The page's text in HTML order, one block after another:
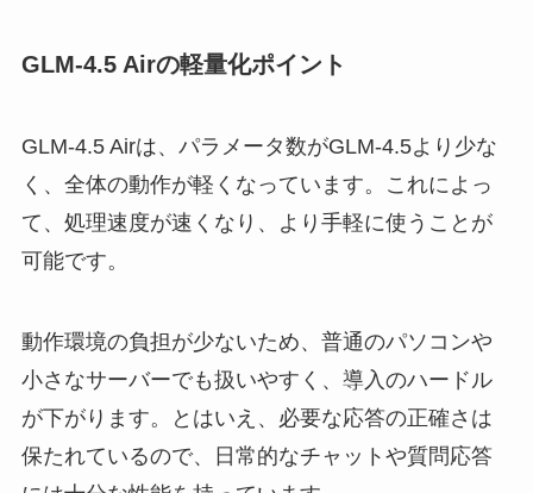
GLM‑4.5 Airの軽量化ポイント
GLM‑4.5 Airは、パラメータ数がGLM‑4.5より少な
く、全体の動作が軽くなっています。これによっ
て、処理速度が速くなり、より手軽に使うことが
可能です。
動作環境の負担が少ないため、普通のパソコンや
小さなサーバーでも扱いやすく、導入のハードル
が下がります。とはいえ、必要な応答の正確さは
保たれているので、日常的なチャットや質問応答